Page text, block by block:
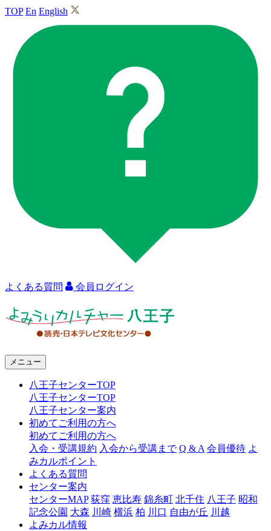
TOP En English
よくある質問 会員ログイン
ャ
王
メニュー
八王子センターTOP
八王子センターTOP
八王子センター案内
初めてご利用の方へ
初めてご利用の方へ
入会・受講規約 入会から受講まで Q & A 会員優待 よ
みカルポイント
よくある質問
センター案内
センターMAP 荻窪 恵比寿 錦糸町 北千住 八王子 昭和
記念公園 大森 川崎 横浜 柏 川口 自由が丘 川越
よみカル情報